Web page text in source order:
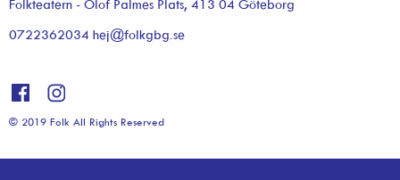
Folkteatern - Olof Palmes Plats, 413 04 Göteborg
0722362034 hej@folkgbg.se
© 2019 Folk All Rights Reserved